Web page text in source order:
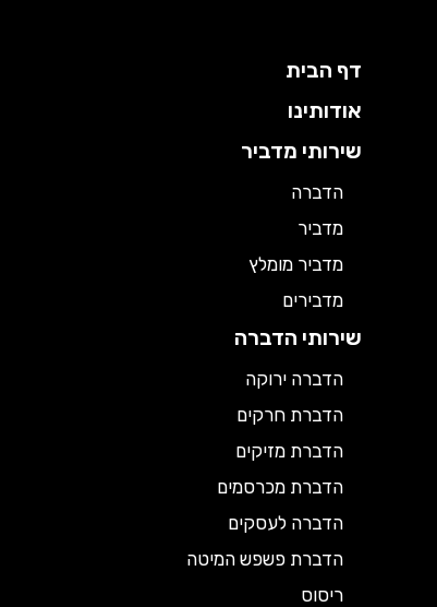
דף הבית
אודותינו
שירותי מדביר
הדברה
מדביר
מדביר מומלץ
מדבירים
שירותי הדברה
הדברה ירוקה
הדברת חרקים
הדברת מזיקים
הדברת מכרסמים
הדברה לעסקים
הדברת פשפש המיטה
ריסוס